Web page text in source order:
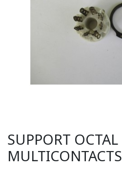
SUPPORT OCTAL
MULTICONTACTS